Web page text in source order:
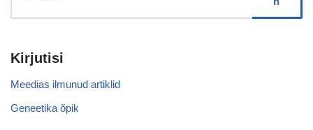
Kirjutisi
Meedias ilmunud artiklid
Geneetika õpik